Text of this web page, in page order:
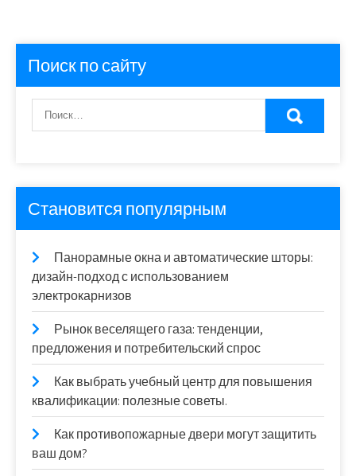
Поиск по сайту
Становится популярным
Панорамные окна и автоматические шторы:
дизайн-подход с использованием
электрокарнизов
Рынок веселящего газа: тенденции,
предложения и потребительский спрос
Как выбрать учебный центр для повышения
квалификации: полезные советы.
Как противопожарные двери могут защитить
ваш дом?